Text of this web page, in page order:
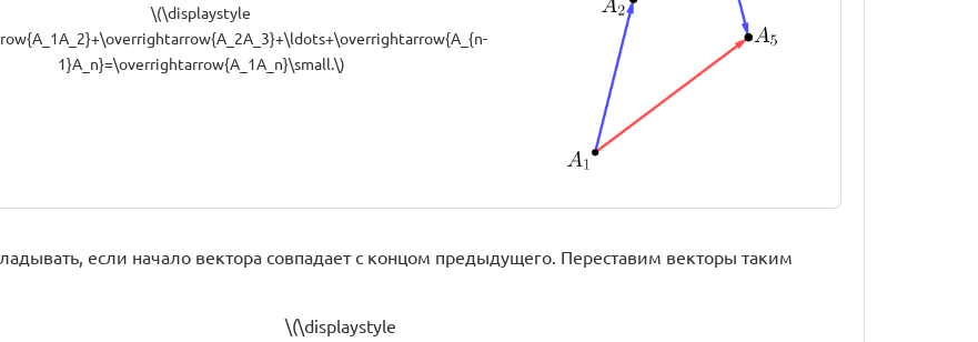
\(\displaystyle
1}A_n}=\overrightarrow{A_1A_n}\small.\)
если начало вектора совпадает с концом предыдущего. Переставим векторы таким
\(\displaystyle